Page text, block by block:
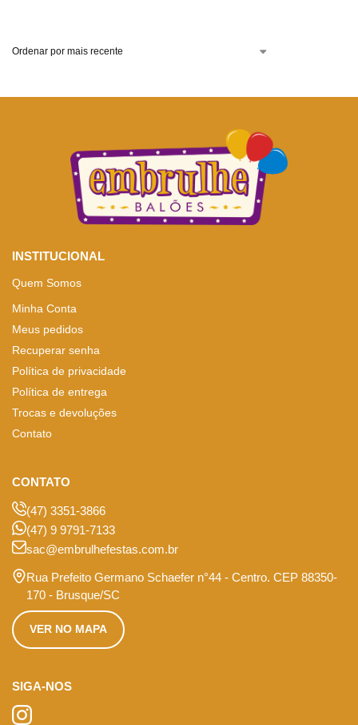
INSTITUCIONAL
Quem Somos
Minha Conta
Meus pedidos
Recuperar senha
Política de privacidade
Política de entrega
Trocas e devoluções
Contato
CONTATO
(47) 3351-3866
(47) 9 9791-7133
sac@embrulhefestas.com.br
Rua Prefeito Germano Schaefer n°44 - Centro. CEP 88350-
170 - Brusque/SC
VER NO MAPA
SIGA-NOS